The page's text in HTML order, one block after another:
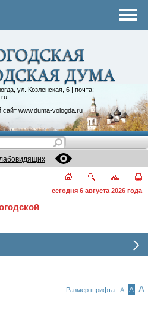
ул. Козленская, 6 | почта:
сайт www.duma-vologda.ru
объединения
сегодня 6 августа 2026 года
Размер шрифта: А А А